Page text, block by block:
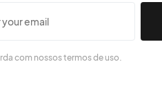
com nossos termos de uso.